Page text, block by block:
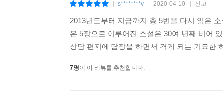
s********v 2020-04-10 신고
2013년도부터 지금까지 총 5번을 다시 읽은
은 5장으로 이루어진 소설은 30여 년째 비어
상담 편지에 답장을 하면서 겪게 되는 기묘한
7명이 이 리뷰를 추천합니다.